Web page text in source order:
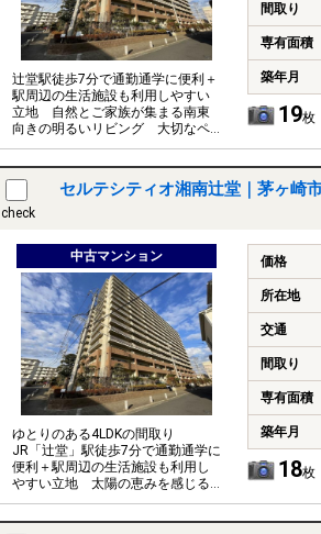
辻堂駅徒歩7分で通勤通学に便利＋
駅周辺の生活施設も利用しやすい
立地 自然とご家族が集まる南東
向きの明るいリビング 大切なペ
ットとともに暮らせます（細則あ
間取り
専有面積
築年月
19
check
セルテシティオ湘南辻堂｜茅ヶ崎
中古マンション
ゆとりのある4LDKの間取り
JR「辻堂」駅徒歩7分で通勤通学に
便利＋駅周辺の生活施設も利用し
やすい立地 太陽の恵みを感じる
温もりあふれる空間
価格
所在地
交通
間取り
専有面積
築年月
18